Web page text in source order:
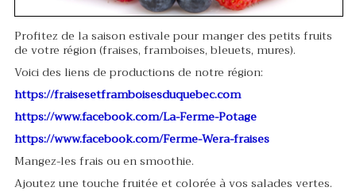
Profitez de la saison estivale pour manger des petits fruits
de votre région (fraises, framboises, bleuets, mures).
Voici des liens de productions de notre région:
https://fraisesetframboisesduquebec.com
https://www.facebook.com/La-Ferme-Potage
https://www.facebook.com/Ferme-Wera-fraises
Mangez-les frais ou en smoothie.
Ajoutez une touche fruitée et colorée à vos salades vertes.